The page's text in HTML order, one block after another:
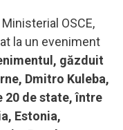
OSCE,
la un eveniment
găzduit
Dmitro Kuleba,
20 de state, între
Estonia,